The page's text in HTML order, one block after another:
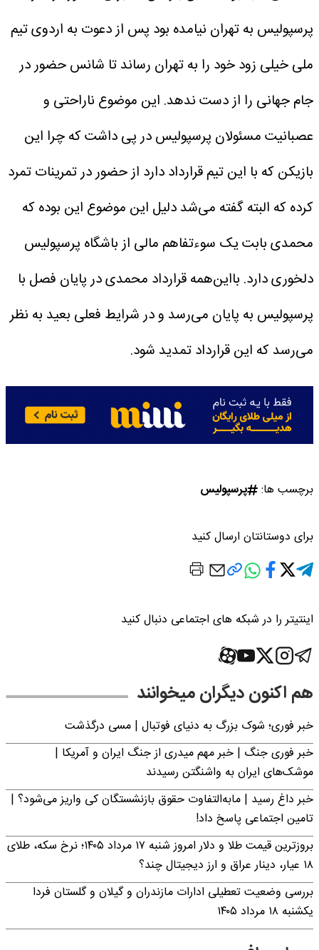
پرسپولیس به تهران نیامده بود پس از دعوت به اردوی تیم
ملی خیلی زود خود را به تهران رساند تا شانس حضور در
جام جهانی را از دست ندهد. این موضوع ناراحتی و
عصبانیت مسئولان پرسپولیس در پی داشت که چرا این
بازیکن که با این تیم قرارداد دارد از حضور در تمرینات تمرد
کرده که البته گفته می‌شد دلیل این موضوع این بوده که
محمدی بابت یک سوءتفاهم مالی از باشگاه پرسپولیس
دلخوری دارد. بااین‌همه قرارداد محمدی در پایان فصل با
پرسپولیس به پایان می‌رسد و در شرایط فعلی بعید به نظر
می‌رسد که این قرارداد تمدید شود.
برچسب ها: پرسپولیس
برای دوستانتان ارسال کنید
اینتیتر را در شبکه های اجتماعی دنبال کنید
هم اکنون دیگران میخوانند
خبر فوری؛‌ شوک بزرگ به دنیای فوتبال | مسی درگذشت
خبر فوری جنگ | خبر مهم میدری از جنگ ایران و آمریکا |
موشک‌های ایران به واشنگتن رسیدند
خبر داغ رسید | مابه‌التفاوت حقوق بازنشستگان کی واریز می‌شود؟ |
تامین اجتماعی پاسخ داد!
بروزترین قیمت طلا و دلار امروز شنبه ۱۷ مرداد ۱۴۰۵؛ نرخ سکه، طلای
۱۸ عیار، دینار عراق و ارز دیجیتال چند؟
بررسی وضعیت تعطیلی ادارات مازندران و گیلان و گلستان فردا
یکشنبه ۱۸ مرداد ۱۴۰۵